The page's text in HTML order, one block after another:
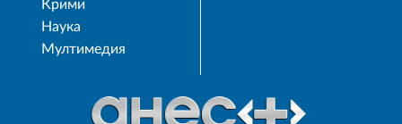
Крими
Наука
Мултимедия